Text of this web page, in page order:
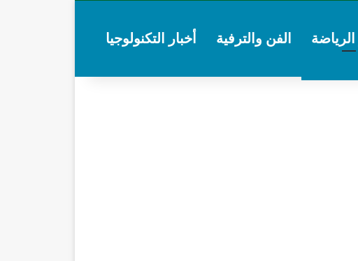
الرياضة الفن والترفية أخبار التكنولوجيا